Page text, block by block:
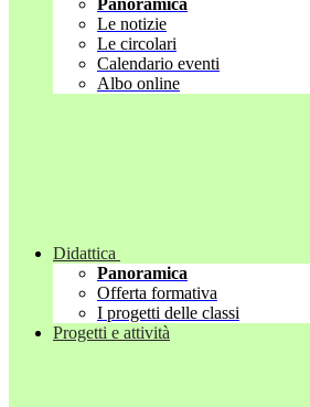
Panoramica
Le notizie
Le circolari
Calendario eventi
Albo online
Didattica
Panoramica
Offerta formativa
I progetti delle classi
Progetti e attività